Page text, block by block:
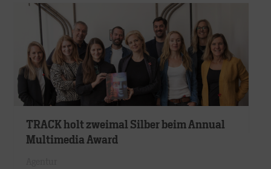
TRACK holt zweimal Silber beim Annual
Multimedia Award